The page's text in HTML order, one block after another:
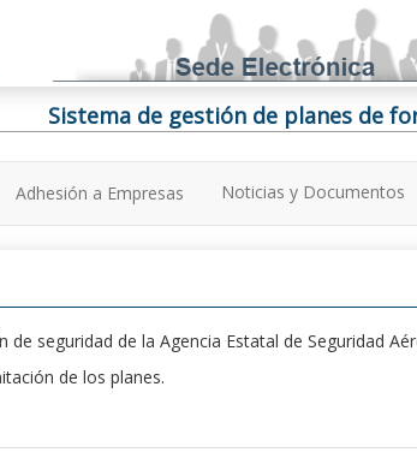
Sistema de gestión de planes de
Adhesión a Empresas Noticias y Documentos
seguridad de la Agencia Estatal de Seguridad
de los planes.